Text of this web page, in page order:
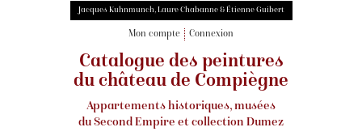
Jacques Kuhnmunch, Laure Chabanne & Étienne Guibert
Mon compte Connexion
Catalogue des peintures
du château de Compiègne
Appartements historiques, musées
du Second Empire et collection Dumez